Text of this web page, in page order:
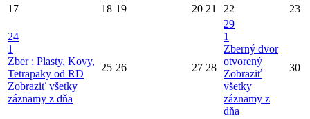
17
18 19 20 21 22 23
24
1
Zber : Plasty, Kovy,
Tetrapaky od RD
Zobraziť všetky
záznamy z dňa
25 26 27 28
29
1
Zberný dvor
otvorený
Zobraziť
všetky
záznamy z
dňa
30